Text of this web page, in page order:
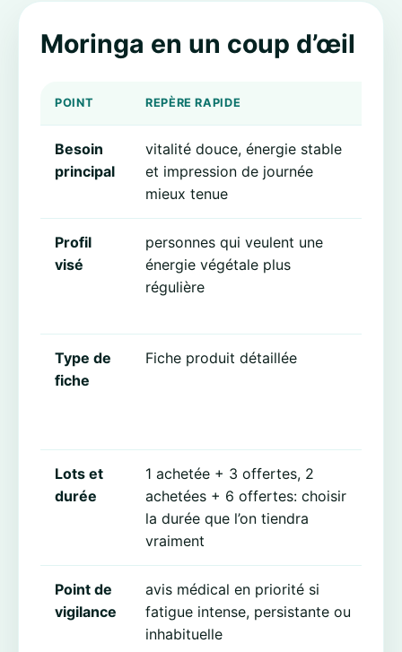
Moringa en un coup d’œil
POINT REPÈRE RAPIDE
Besoin
principal
vitalité douce, énergie stable
et impression de journée
mieux tenue
Profil
visé
personnes qui veulent une
énergie végétale plus
régulière
Type de
fiche
Fiche produit détaillée
Lots et
durée
1 achetée + 3 offertes, 2
achetées + 6 offertes: choisir
la durée que l’on tiendra
vraiment
Point de
vigilance
avis médical en priorité si
fatigue intense, persistante ou
inhabituelle